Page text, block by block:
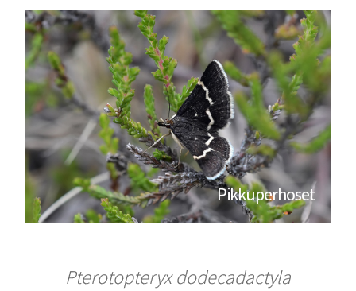
Pikkuperhoset
Pterotopteryx dodecadactyla